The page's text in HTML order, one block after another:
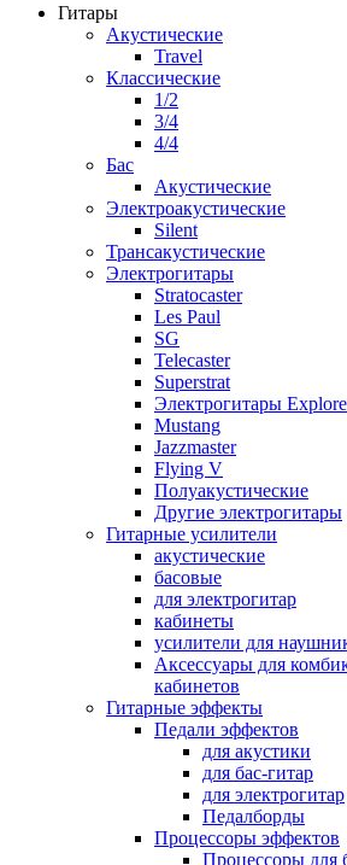
Гитары
Акустические
Travel
Классические
1/2
3/4
4/4
Бас
Акустические
Электроакустические
Silent
Трансакустические
Электрогитары
Stratocaster
Les Paul
SG
Telecaster
Superstrat
Электрогитары
Mustang
Jazzmaster
Flying V
Полуакустические
Другие электрогитары
Гитарные усилители
акустические
басовые
для электрогитар
кабинеты
усилители для
Аксессуары для
кабинетов
Гитарные эффекты
Педали эффектов
для акустики
для бас-гитар
для электрогитар
Педалборды
Процессоры эффектов
Процессоры для